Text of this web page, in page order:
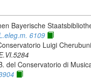
Bayerische
6109
Luigi Cherubuni
del Conservatorio di